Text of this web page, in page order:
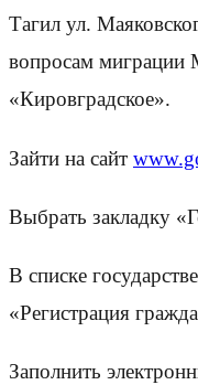
Тагил ул.
вопросам
«Кировградское».
Зайти на сайт
Выбрать закладку
В списке
«Регистрация
Заполнить